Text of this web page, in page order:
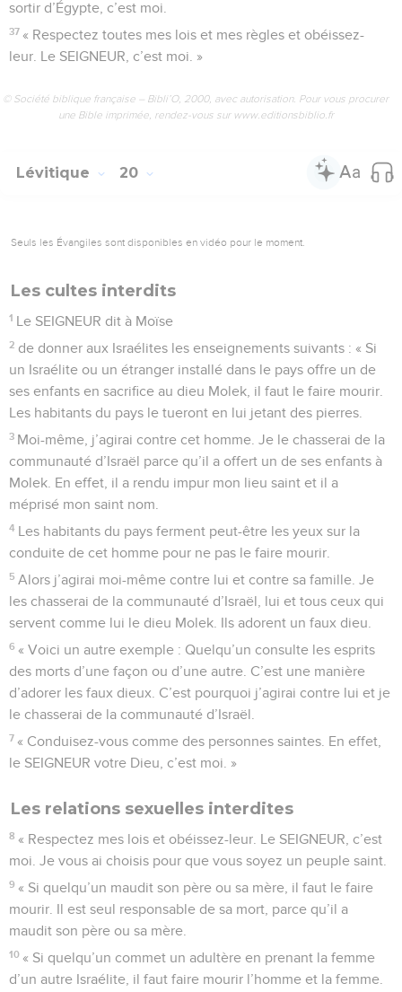
sortir d’Égypte, c’est moi.
37 « Respectez toutes mes lois et mes règles et obéissez-
leur. Le SEIGNEUR, c’est moi. »
© Société biblique française – Bibli’O, 2000, avec autorisation. Pour vous procurer
une Bible imprimée, rendez-vous sur www.editionsbiblio.fr
Lévitique 20
Seuls les Évangiles sont disponibles en vidéo pour le moment.
Les cultes interdits
1 Le SEIGNEUR dit à Moïse
2 de donner aux Israélites les enseignements suivants : « Si
un Israélite ou un étranger installé dans le pays offre un de
ses enfants en sacrifice au dieu Molek, il faut le faire mourir.
Les habitants du pays le tueront en lui jetant des pierres.
3 Moi-même, j’agirai contre cet homme. Je le chasserai de la
communauté d’Israël parce qu’il a offert un de ses enfants à
Molek. En effet, il a rendu impur mon lieu saint et il a
méprisé mon saint nom.
4 Les habitants du pays ferment peut-être les yeux sur la
conduite de cet homme pour ne pas le faire mourir.
5 Alors j’agirai moi-même contre lui et contre sa famille. Je
les chasserai de la communauté d’Israël, lui et tous ceux qui
servent comme lui le dieu Molek. Ils adorent un faux dieu.
6 « Voici un autre exemple : Quelqu’un consulte les esprits
des morts d’une façon ou d’une autre. C’est une manière
d’adorer les faux dieux. C’est pourquoi j’agirai contre lui et je
le chasserai de la communauté d’Israël.
7 « Conduisez-vous comme des personnes saintes. En effet,
le SEIGNEUR votre Dieu, c’est moi. »
Les relations sexuelles interdites
8 « Respectez mes lois et obéissez-leur. Le SEIGNEUR, c’est
moi. Je vous ai choisis pour que vous soyez un peuple saint.
9 « Si quelqu’un maudit son père ou sa mère, il faut le faire
mourir. Il est seul responsable de sa mort, parce qu’il a
maudit son père ou sa mère.
10 « Si quelqu’un commet un adultère en prenant la femme
d’un autre Israélite, il faut faire mourir l’homme et la femme.